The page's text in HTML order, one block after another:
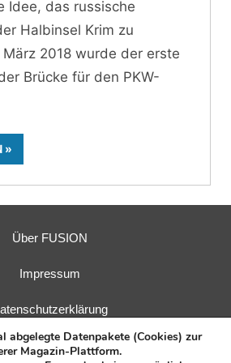
Idee, das russische
Halbinsel Krim zu
2018 wurde der erste
Brücke für den PKW-
Über FUSION
Impressum
abgelegte Datenpakete (Cookies) zur
Magazin-Plattform.